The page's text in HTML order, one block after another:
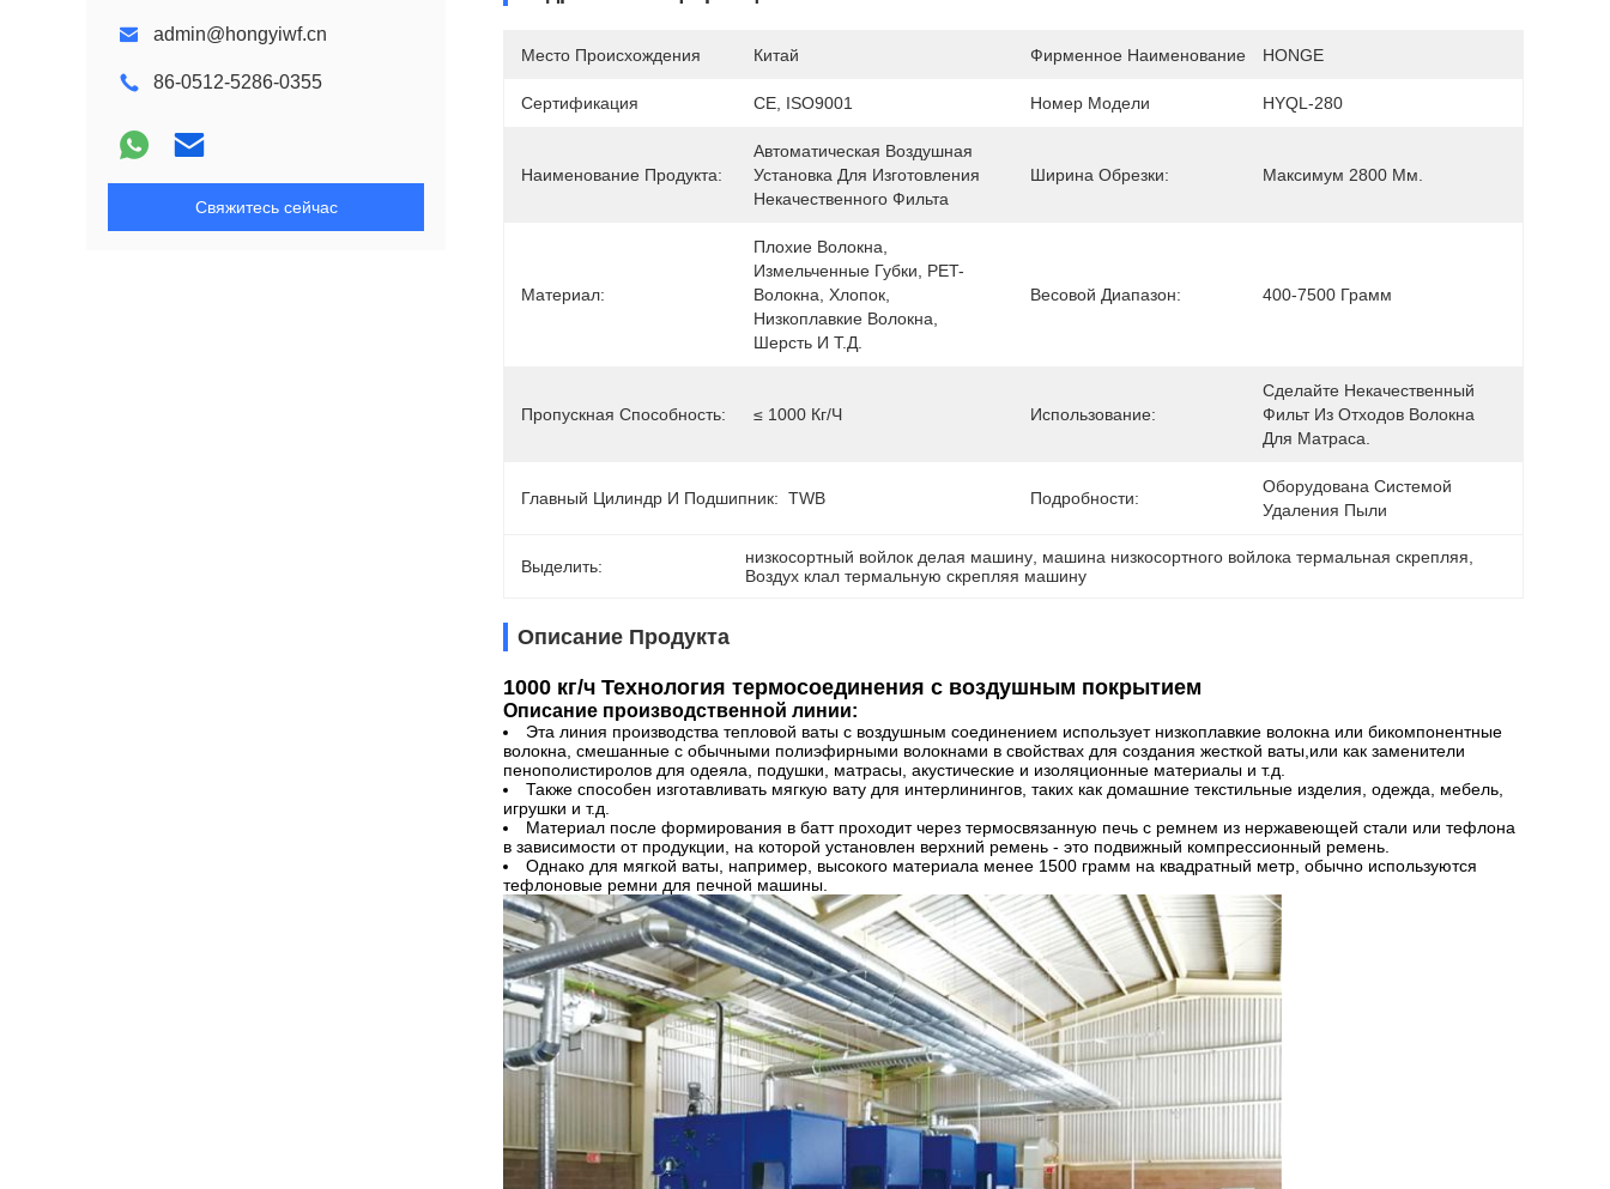
admin@hongyiwf.cn
86-0512-5286-0355
Свяжитесь сейчас
Место Происхождения Китай Фирменное Наименование HONGE
Сертификация CE, ISO9001 Номер Модели HYQL-280
Наименование Продукта:
Автоматическая Воздушная
Установка Для Изготовления
Некачественного Фильта
Ширина Обрезки: Максимум 2800 Мм.
Материал:
Плохие Волокна,
Измельченные Губки, PET-
Волокна, Хлопок,
Низкоплавкие Волокна,
Шерсть И Т.д.
Весовой Диапазон: 400-7500 Грамм
Пропускная Способность: ≤ 1000 Кг/ч Использование:
Сделайте Некачественный
Фильт Из Отходов Волокна
Для Матраса.
Главный Цилиндр И Подшипник: TWB Подробности:
Оборудована Системой
Удаления Пыли
Выделить: низкосортный войлок делая машину машина низкосортного войлока термальная скрепляя
Воздух клал термальную скрепляя машину
Описание Продукта
1000 кг/ч Технология термосоединения с воздушным покрытием
Описание производственной линии:
Эта линия производства тепловой ваты с воздушным соединением использует низкоплавкие волокна или бикомпонентные
волокна, смешанные с обычными полиэфирными волокнами в свойствах для создания жесткой ваты,или как заменители
пенополистиролов для одеяла, подушки, матрасы, акустические и изоляционные материалы и т.д.
Также способен изготавливать мягкую вату для интерлинингов, таких как домашние текстильные изделия, одежда, мебель,
игрушки и т.д.
Материал после формирования в батт проходит через термосвязанную печь с ремнем из нержавеющей стали или тефлона
в зависимости от продукции, на которой установлен верхний ремень - это подвижный компрессионный ремень.
Однако для мягкой ваты, например, высокого материала менее 1500 грамм на квадратный метр, обычно используются
тефлоновые ремни для печной машины.